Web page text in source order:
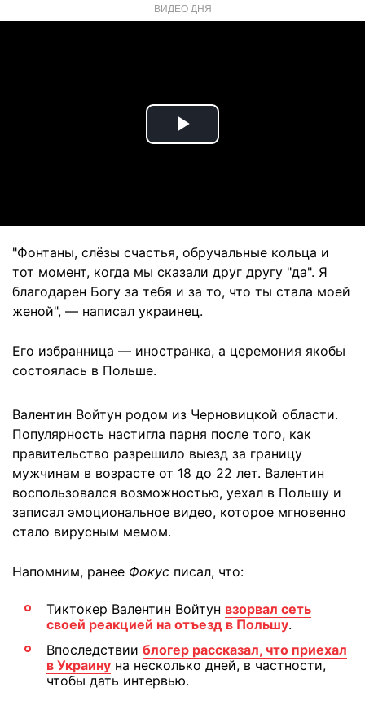
ВИДЕО ДНЯ
Play
"Фонтаны, слёзы счастья, обручальные кольца и
тот момент, когда мы сказали друг другу "да". Я
благодарен Богу за тебя и за то, что ты стала моей
женой", — написал украинец.
Его избранница — иностранка, а церемония якобы
состоялась в Польше.
Валентин Войтун родом из Черновицкой области.
Популярность настигла парня после того, как
правительство разрешило выезд за границу
мужчинам в возрасте от 18 до 22 лет. Валентин
воспользовался возможностью, уехал в Польшу и
записал эмоциональное видео, которое мгновенно
стало вирусным мемом.
Напомним, ранее Фокус писал, что:
Тиктокер Валентин Войтун взорвал сеть
своей реакцией на отъезд в Польшу.
Впоследствии блогер рассказал, что приехал
в Украину на несколько дней, в частности,
чтобы дать интервью.